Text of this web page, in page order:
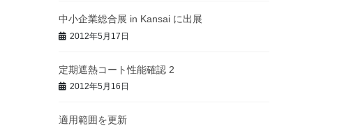
中小企業総合展 in Kansai に出展
2012年5月17日
定期遮熱コート性能確認 2
2012年5月16日
適用範囲を更新